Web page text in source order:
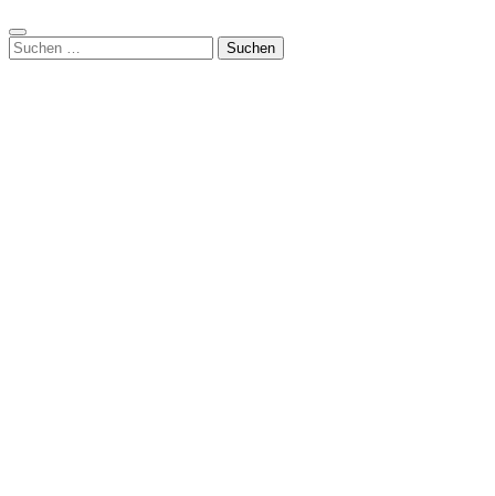
Suchen
nach: